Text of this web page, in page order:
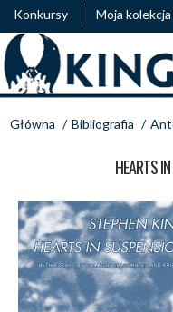
Konkursy Moja kolekcja
Główna / Bibliografia /
HEARTS